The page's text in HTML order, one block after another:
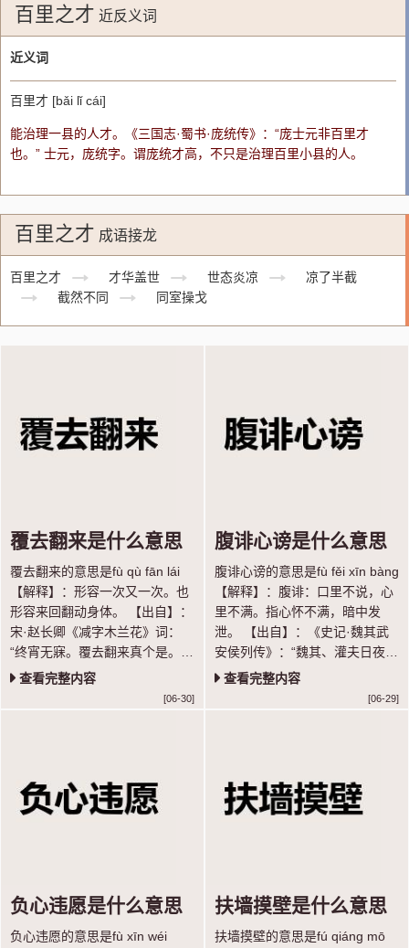
百里之才 近反义词
近义词
百里才 [bǎi lǐ cái]
能治理一县的人才。《三国志·蜀书·庞统传》：“庞士元非百里才
也。” 士元，庞统字。谓庞统才高，不只是治理百里小县的人。
百里之才 成语接龙
百里之才 才华盖世 世态炎凉
凉了半截
截然不同
同室操戈
覆去翻来是什么意思
覆去翻来的意思是fù qù fān lái
【解释】：形容一次又一次。也
形容来回翻动身体。 【出自】：
宋·赵长卿《减字木兰花》词：
“终宵无寐。覆去翻来真个是。屈
指归期。” 【示例】：恶暖憎
寒，～病几般。 ◎明·全道人
查看完整内容
[06-30]
腹诽心谤是什么意思
腹诽心谤的意思是fù fěi xīn bàng
【解释】：腹诽：口里不说，心
里不满。指心怀不满，暗中发
泄。 【出自】：《史记·魏其武
安侯列传》：“魏其、灌夫日夜招
聚天下豪杰壮士与论议，腹非而
心谤。” 【语法】：联合式；作
查看完整内容
[06-29]
负心违愿是什么意思
负心违愿的意思是fù xīn wéi
扶墙摸壁是什么意思
扶墙摸壁的意思是fú qiáng mō